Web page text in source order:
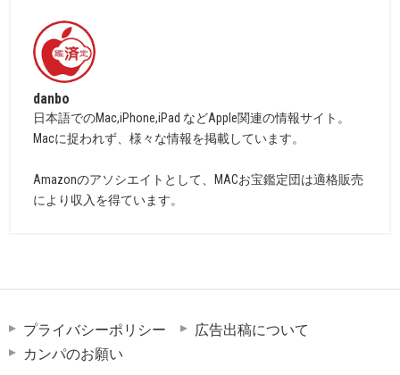
danbo
日本語でのMac,iPhone,iPad などApple関連の情報サイト。
Macに捉われず、様々な情報を掲載しています。
Amazonのアソシエイトとして、MACお宝鑑定団は適格販売
により収入を得ています。
プライバシーポリシー
広告出稿について
カンパのお願い